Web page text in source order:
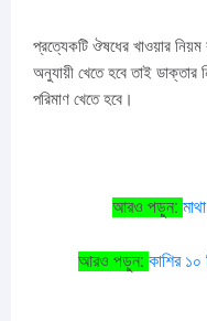
প্রত্যেকটি ঔষধের খাওয়ার
অনুযায়ী খেতে হবে তাই ডাক্তার
পরিমাণ খেতে হবে।
আরও পড়ুন: মাথা
আরও পড়ুন: কাশির ১০